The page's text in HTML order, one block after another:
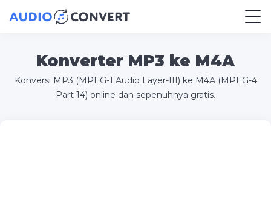
Konverter MP3 ke M4A
Konversi MP3 (MPEG-1 Audio Layer-III) ke M4A (MPEG-4
Part 14) online dan sepenuhnya gratis.